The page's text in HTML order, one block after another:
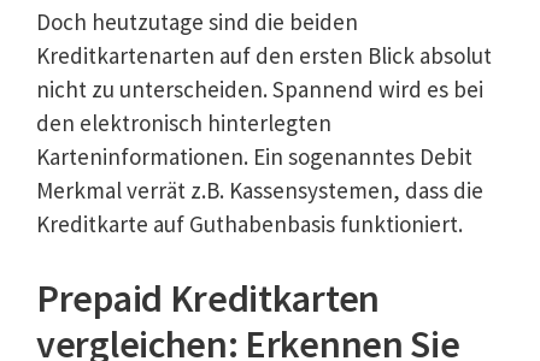
Doch heutzutage sind die beiden
Kreditkartenarten auf den ersten Blick absolut
nicht zu unterscheiden. Spannend wird es bei
den elektronisch hinterlegten
Karteninformationen. Ein sogenanntes Debit
Merkmal verrät z.B. Kassensystemen, dass die
Kreditkarte auf Guthabenbasis funktioniert.
Prepaid Kreditkarten
vergleichen: Erkennen Sie